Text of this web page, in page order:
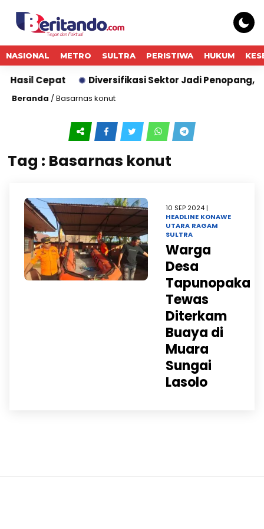
NASIONAL METRO SULTRA PERISTIWA HUKUM
Cepat Diversifikasi Sektor Jadi Penopang,
Beranda /Basarnas konut
Tag : Basarnas konut
10 SEP 2024 |
HEADLINE KONAWE
UTARA RAGAM
SULTRA
Warga
Desa
Tapunopaka
Tewas
Diterkam
Buaya di
Muara
Sungai
Lasolo